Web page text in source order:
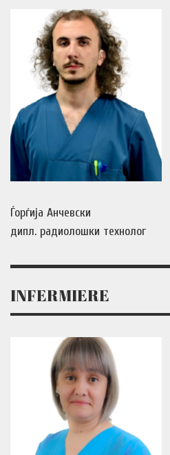
Ѓорѓија Анчевски
дипл. радиолошки технолог
INFERMIERE